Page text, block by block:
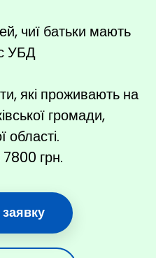
чиї батьки мають
УБД
які проживають на
громади,
області.
7800 грн.